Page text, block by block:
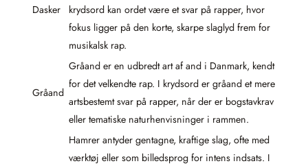
Dasker
krydsord kan ordet være et svar på rapper, hvor
fokus ligger på den korte, skarpe slaglyd frem for
musikalsk rap.
Gråand
Gråand er en udbredt art af and i Danmark, kendt
for det velkendte rap. I krydsord er gråand et mere
artsbestemt svar på rapper, når der er bogstavkrav
eller tematiske naturhenvisninger i rammen.
Hamrer antyder gentagne, kraftige slag, ofte med
værktøj eller som billedsprog for intens indsats. I